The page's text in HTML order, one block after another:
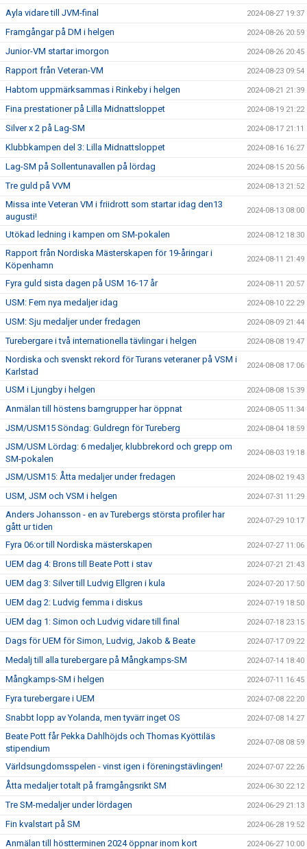
Ayla vidare till JVM-final 2024-08-27 19:37
Framgångar på DM i helgen 2024-08-26 20:59
Junior-VM startar imorgon 2024-08-26 20:45
Rapport från Veteran-VM 2024-08-23 09:54
Habtom uppmärksammas i Rinkeby i helgen 2024-08-21 21:39
Fina prestationer på Lilla Midnattsloppet 2024-08-19 21:22
Silver x 2 på Lag-SM 2024-08-17 21:11
Klubbkampen del 3: Lilla Midnattsloppet 2024-08-16 16:27
Lag-SM på Sollentunavallen på lördag 2024-08-15 20:56
Tre guld på VVM 2024-08-13 21:52
Missa inte Veteran VM i friidrott som startar idag den13
augusti!
2024-08-13 08:00
Utökad ledning i kampen om SM-pokalen 2024-08-12 18:30
Rapport från Nordiska Mästerskapen för 19-åringar i
Köpenhamn
2024-08-11 21:49
Fyra guld sista dagen på USM 16-17 år 2024-08-11 20:57
USM: Fem nya medaljer idag 2024-08-10 22:29
USM: Sju medaljer under fredagen 2024-08-09 21:44
Turebergare i två internationella tävlingar i helgen 2024-08-08 19:47
Nordiska och svenskt rekord för Turans veteraner på VSM i
Karlstad
2024-08-08 17:06
USM i Ljungby i helgen 2024-08-08 15:39
Anmälan till höstens barngrupper har öppnat 2024-08-05 11:34
JSM/USM15 Söndag: Guldregn för Tureberg 2024-08-04 18:59
JSM/USM Lördag: 6 medaljer, klubbrekord och grepp om
SM-pokalen
2024-08-03 19:18
JSM/USM15: Åtta medaljer under fredagen 2024-08-02 19:43
USM, JSM och VSM i helgen 2024-07-31 11:29
Anders Johansson - en av Turebergs största profiler har
gått ur tiden
2024-07-29 10:17
Fyra 06:or till Nordiska mästerskapen 2024-07-27 11:06
UEM dag 4: Brons till Beate Pott i stav 2024-07-21 21:43
UEM dag 3: Silver till Ludvig Ellgren i kula 2024-07-20 17:50
UEM dag 2: Ludvig femma i diskus 2024-07-19 18:50
UEM dag 1: Simon och Ludvig vidare till final 2024-07-18 23:15
Dags för UEM för Simon, Ludvig, Jakob & Beate 2024-07-17 09:22
Medalj till alla turebergare på Mångkamps-SM 2024-07-14 18:40
Mångkamps-SM i helgen 2024-07-11 16:45
Fyra turebergare i UEM 2024-07-08 22:20
Snabbt lopp av Yolanda, men tyvärr inget OS 2024-07-08 14:27
Beate Pott får Pekka Dahlhöjds och Thomas Kyöttiläs
stipendium
2024-07-08 08:59
Världsungdomsspelen - vinst igen i föreningstävlingen! 2024-07-07 22:26
Åtta medaljer totalt på framgångsrikt SM 2024-06-30 22:12
Tre SM-medaljer under lördagen 2024-06-29 21:13
Fin kvalstart på SM 2024-06-28 19:52
Anmälan till höstterminen 2024 öppnar inom kort 2024-06-27 10:00